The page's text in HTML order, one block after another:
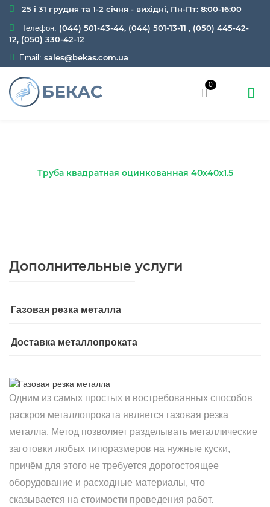
25 і 31 грудня та 1-2 січня - вихідні, Пн-Пт: 8:00-16:00
Телефон: (044) 501-43-44, (044) 501-13-11 , (050) 445-42-
12, (050) 330-42-12
Email: sales@bekas.com.ua
0
Труба квадратная оцинкованная 40х40х1.5
Дополнительные услуги
Газовая резка металла
Доставка металлопроката
Одним из самых простых и востребованных способов
раскроя металлопроката является газовая резка
металла. Метод позволяет разделывать металлические
заготовки любых типоразмеров на нужные куски,
причём для этого не требуется дорогостоящее
оборудование и расходные материалы, что
сказывается на стоимости проведения работ.